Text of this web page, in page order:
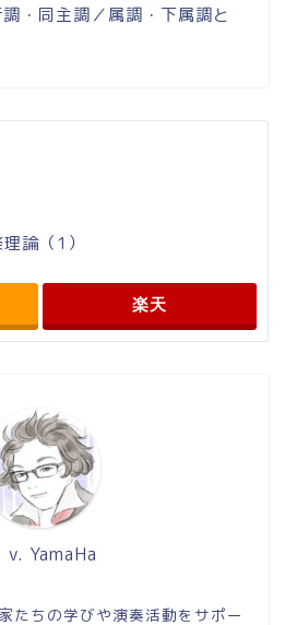
・同主調／属調・下属調と
論（1）
楽天
v. YamaHa
たちの学びや演奏活動をサポー